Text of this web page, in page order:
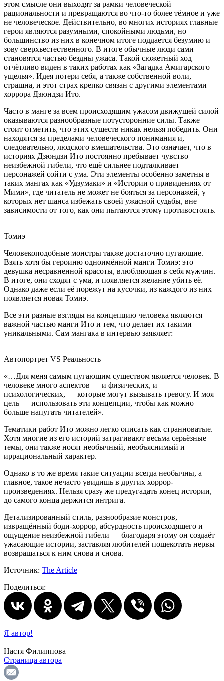
этом смысле они выходят за рамки человеческой
рациональности и превращаются во что-то более тёмное и уже
не человеческое. Действительно, во многих историях главные
герои являются разумными, спокойными людьми, но
большинство из них в конечном итоге поддается безумию и
зову сверхъестественного. В итоге обычные люди сами
становятся частью бездны ужаса. Такой сюжетный ход
отчётливо виден в таких работах как «Загадка Амигарского
ущелья». Идея потери себя, а также собственной воли,
страшна, и этот страх крепко связан с другими элементами
хоррора Дзюндзи Ито.
Часто в манге за всем происходящим ужасом движущей силой
оказываются разнообразные потусторонние силы. Также
стоит отметить, что этих существ никак нельзя победить. Они
находятся за пределами человеческого понимания и,
следовательно, людского вмешательства. Это означает, что в
историях Дзюндзи Ито постоянно пребывает чувство
неизбежной гибели, что ещё сильнее подталкивает
персонажей сойти с ума. Эти элементы особенно заметны в
таких мангах как «Удзумаки» и «Истории о привидениях от
Мими», где читатель не может не бояться за персонажей, у
которых нет шанса избежать своей ужасной судьбы, вне
зависимости от того, как они пытаются этому противостоять.
Томиэ
Человекоподобные монстры также достаточно пугающие.
Взять хотя бы героиню одноимённой манги Томиэ: это
девушка несравненной красоты, влюбляющая в себя мужчин.
В итоге, они сходят с ума, и появляется желание убить её.
Однако даже если её порежут на кусочки, из каждого из них
появляется новая Томиэ.
Все эти разные взгляды на концепцию человека являются
важной частью манги Ито и тем, что делает их такими
уникальными. Сам мангака в интервью заявляет:
Автопортрет VS Реальность
«…Для меня самым пугающим существом является человек. В
человеке много аспектов — и физических, и
психологических, — которые могут вызывать тревогу. И моя
цель — использовать эти концепции, чтобы как можно
больше напугать читателей».
Тематики работ Ито можно легко описать как странноватые.
Хотя многие из его историй затрагивают весьма серьёзные
темы, они также носят необычный, необъяснимый и
иррациональный характер.
Однако в то же время такие ситуации всегда необычны, а
главное, такое нечасто увидишь в других хоррор-
произведениях. Нельзя сразу же предугадать конец истории,
до самого конца держится интрига.
Детализированный стиль, разнообразие монстров,
извращённый боди-хоррор, абсурдность происходящего и
ощущение неизбежной гибели — благодаря этому он создаёт
ужасающие истории, заставляя любителей пощекотать нервы
возвращаться к ним снова и снова.
Источник: The Article
Поделиться:
Я автор!
Настя Филиппова
Страница автора